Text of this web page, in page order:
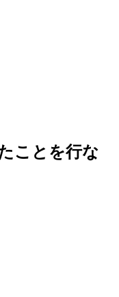
ことを行な